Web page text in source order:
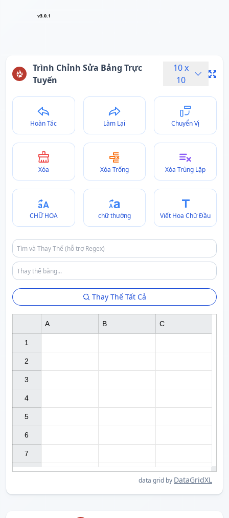
v3.0.1
Trình Chỉnh Sửa Bảng Trực
Tuyến
10 x
10
Hoàn Tác Làm Lại Chuyển Vị
Xóa Xóa Trống Xóa Trùng Lặp
CHỮ HOA chữ thường Viết Hoa Chữ Đầu
Thay Thế Tất Cả
1
2
3
4
5
6
7
A B C
data grid by DataGridXL